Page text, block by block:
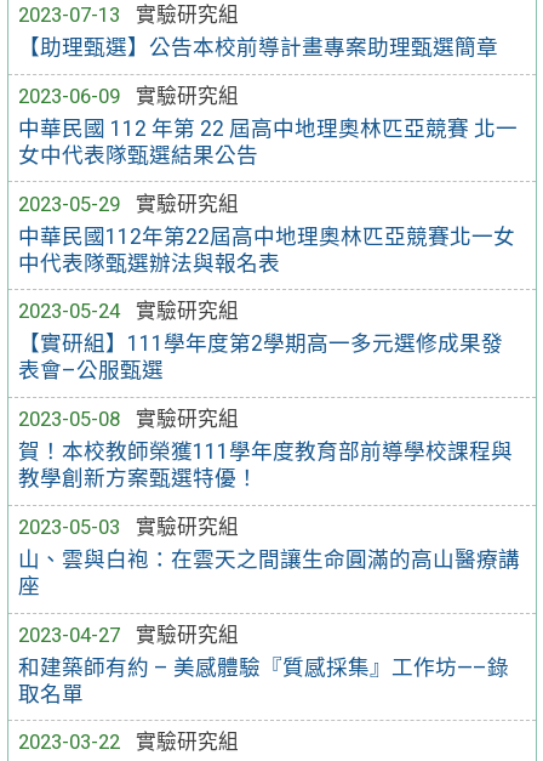
2023-07-13
實驗研究組
【助理甄選】公告本校前導計畫專案助理甄選簡章
2023-06-09
實驗研究組
中華民國 112 年第 22 屆高中地理奧林匹亞競賽 北一
女中代表隊甄選結果公告
2023-05-29
實驗研究組
中華民國112年第22屆高中地理奧林匹亞競賽北一女
中代表隊甄選辦法與報名表
2023-05-24
實驗研究組
【實研組】111學年度第2學期高一多元選修成果發
表會–公服甄選
2023-05-08
實驗研究組
賀！本校教師榮獲111學年度教育部前導學校課程與
教學創新方案甄選特優！
2023-05-03
實驗研究組
山、雲與白袍：在雲天之間讓生命圓滿的高山醫療講
座
2023-04-27
實驗研究組
和建築師有約 – 美感體驗『質感採集』工作坊—–錄
取名單
2023-03-22
實驗研究組